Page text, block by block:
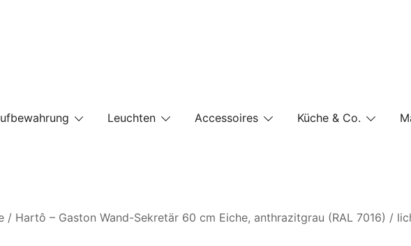
Leuchten Accessoires Küche & Co.
/ Hartô – Gaston Wand-Sekretär 60 cm Eiche, anthrazitgrau (RAL 7016) /